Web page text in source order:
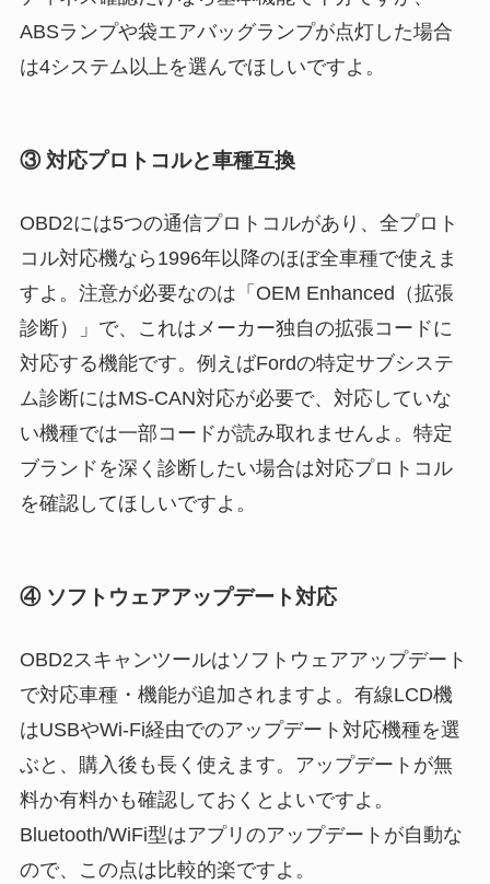
ABSランプや袋エアバッグランプが点灯した場合
は4システム以上を選んでほしいですよ。
③ 対応プロトコルと車種互換
OBD2には5つの通信プロトコルがあり、全プロト
コル対応機なら1996年以降のほぼ全車種で使えま
すよ。注意が必要なのは「OEM Enhanced（拡張
診断）」で、これはメーカー独自の拡張コードに
対応する機能です。例えばFordの特定サブシステ
ム診断にはMS-CAN対応が必要で、対応していな
い機種では一部コードが読み取れませんよ。特定
ブランドを深く診断したい場合は対応プロトコル
を確認してほしいですよ。
④ ソフトウェアアップデート対応
OBD2スキャンツールはソフトウェアアップデート
で対応車種・機能が追加されますよ。有線LCD機
はUSBやWi-Fi経由でのアップデート対応機種を選
ぶと、購入後も長く使えます。アップデートが無
料か有料かも確認しておくとよいですよ。
Bluetooth/WiFi型はアプリのアップデートが自動な
ので、この点は比較的楽ですよ。